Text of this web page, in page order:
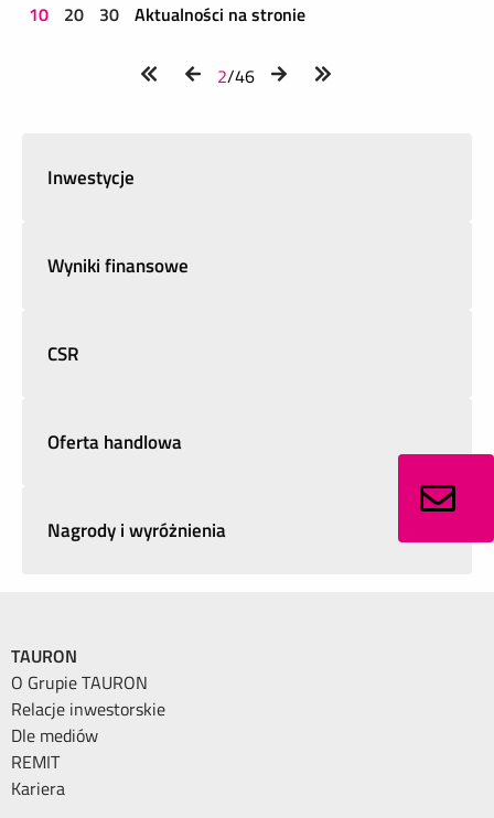
10 20 30 Aktualności na stronie
2/46
Inwestycje
Wyniki finansowe
CSR
Oferta handlowa
Nagrody i wyróżnienia
TAURON
O Grupie TAURON
Relacje inwestorskie
Dle mediów
REMIT
Kariera